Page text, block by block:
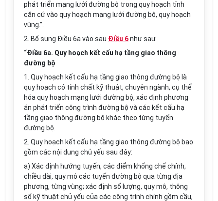
phát triển mạng lưới đường bộ trong quy hoạch tỉnh
căn cứ vào quy hoạch mạng lưới đường bộ, quy hoạch
vùng.”.
2. Bổ sung Điều 6a vào sau Điều 6như sau:
“Điều 6a. Quy hoạch kết cấu hạ tầng giao thông
đường bộ
1. Quy hoạch kết cấu hạ tầng giao thông đường bộ là
quy hoạch có tính chất kỹ thuật, chuyên ngành, cụ thể
hóa quy hoạch mạng lưới đường bộ, xác định phương
án phát triển công trình đường bộ và các kết cấu hạ
tầng giao thông đường bộ khác theo từng tuyến
đường bộ.
2. Quy hoạch kết cấu hạ tầng giao thông đường bộ bao
gồm các nội dung chủ yếu sau đây:
a) Xác định hướng tuyến, các điểm khống chế chính,
chiều dài, quy mô các tuyến đường bộ qua từng địa
phương, từng vùng; xác định số lượng, quy mô, thông
số kỹ thuật chủ yếu của các công trình chính gồm cầu,